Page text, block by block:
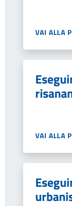
VAI ALLA
VAI ALLA